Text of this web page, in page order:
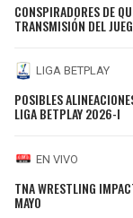
CONSPIRADORES DE
TRANSMISIÓN DEL
LIGA BETPLAY
POSIBLES
LIGA BETPLAY 2026-I
EN VIVO
TNA WRESTLING
MAYO